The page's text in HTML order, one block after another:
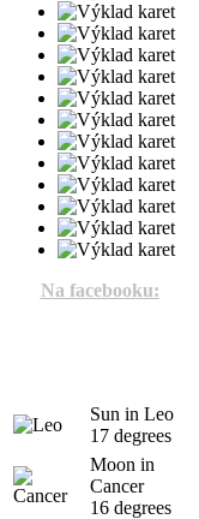
Na facebooku:
Sun in Leo
17 degrees
Moon in
Cancer
16 degrees